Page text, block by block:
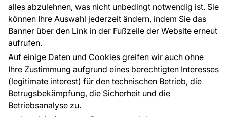
alles abzulehnen, was nicht unbedingt notwendig ist. Sie
können Ihre Auswahl jederzeit ändern, indem Sie das
Banner über den Link in der Fußzeile der Website erneut
aufrufen.
Auf einige Daten und Cookies greifen wir auch ohne
Ihre Zustimmung aufgrund eines berechtigten Interesses
(legitimate interest) für den technischen Betrieb, die
Betrugsbekämpfung, die Sicherheit und die
Betriebsanalyse zu.
service@tapeteneshop.de
Zahlungsarten:
Die Zahlungen werden geleistet von:
Schutz personenbezogener Daten